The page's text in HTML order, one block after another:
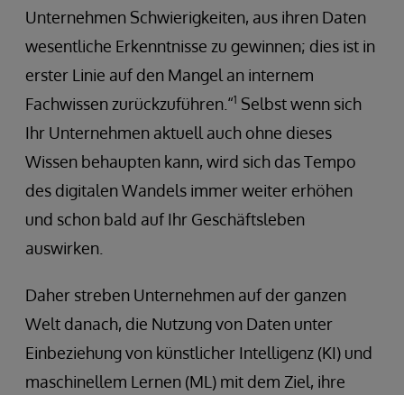
Unternehmen Schwierigkeiten, aus ihren Daten
wesentliche Erkenntnisse zu gewinnen; dies ist in
erster Linie auf den Mangel an internem
Fachwissen zurückzuführen.“1 Selbst wenn sich
Ihr Unternehmen aktuell auch ohne dieses
Wissen behaupten kann, wird sich das Tempo
des digitalen Wandels immer weiter erhöhen
und schon bald auf Ihr Geschäftsleben
auswirken.
Daher streben Unternehmen auf der ganzen
Welt danach, die Nutzung von Daten unter
Einbeziehung von künstlicher Intelligenz (KI) und
maschinellem Lernen (ML) mit dem Ziel, ihre